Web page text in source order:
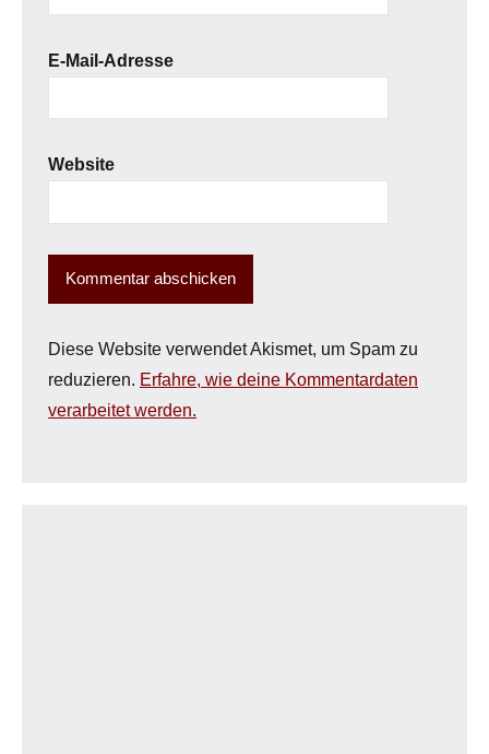
E-Mail-Adresse
Website
Diese Website verwendet Akismet, um Spam zu
reduzieren. Erfahre, wie deine Kommentardaten
verarbeitet werden.